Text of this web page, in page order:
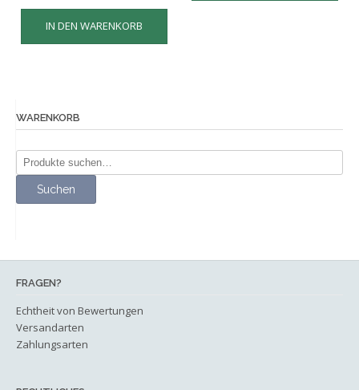
IN DEN WARENKORB
WARENKORB
Suche
nach:
Suchen
FRAGEN?
Echtheit von Bewertungen
Versandarten
Zahlungsarten